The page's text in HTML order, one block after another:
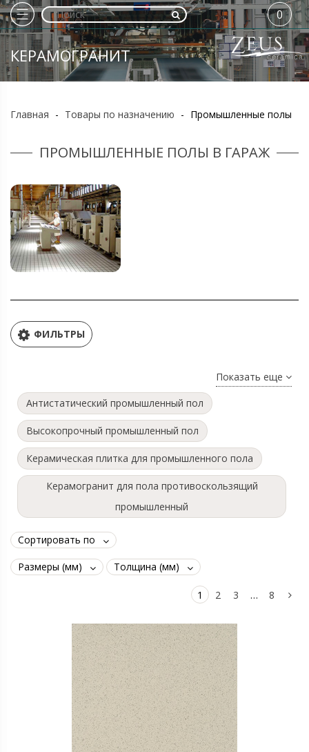
КЕРАМОГРАНИТ
0
Главная - Товары по назначению - Промышленные полы
ПРОМЫШЛЕННЫЕ ПОЛЫ В ГАРАЖ
ФИЛЬТРЫ
Показать еще
Антистатический промышленный пол
Высокопрочный промышленный пол
Керамическая плитка для промышленного пола
Керамогранит для пола противоскользящий
промышленный
Сортировать по
Размеры (мм) Толщина (мм)
1 2 3 … 8